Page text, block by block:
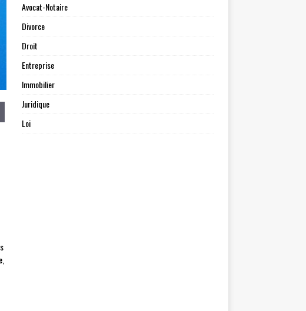
Avocat-Notaire
Divorce
Droit
Entreprise
Immobilier
Juridique
Loi